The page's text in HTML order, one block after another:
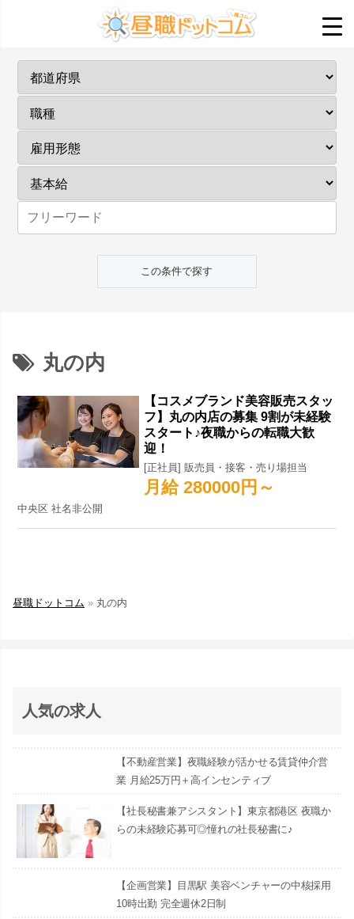
丸の内
【コスメブランド美容販売スタッ
フ】丸の内店の募集 9割が未経験
スタート♪夜職からの転職大歓
迎！
[正社員] 販売員・接客・売り場担当
月給 280000円～
中央区 社名非公開
昼職ドットコム » 丸の内
人気の求人
【不動産営業】夜職経験が活かせる賃貸仲介営
業 月給25万円＋高インセンティブ
【社長秘書兼アシスタント】東京都港区 夜職か
らの未経験応募可◎憧れの社長秘書に♪
【企画営業】目黒駅 美容ベンチャーの中核採用
10時出勤 完全週休2日制